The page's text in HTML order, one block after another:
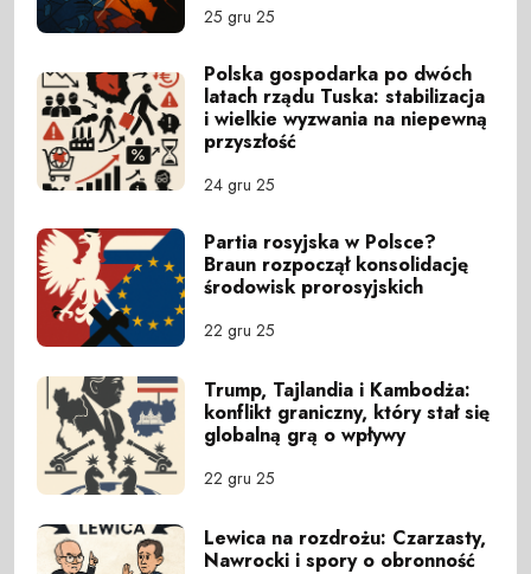
25 gru 25
Polska gospodarka po dwóch
latach rządu Tuska: stabilizacja
i wielkie wyzwania na niepewną
przyszłość
24 gru 25
Partia rosyjska w Polsce?
Braun rozpoczął konsolidację
środowisk prorosyjskich
22 gru 25
Trump, Tajlandia i Kambodża:
konflikt graniczny, który stał się
globalną grą o wpływy
22 gru 25
Lewica na rozdrożu: Czarzasty,
Nawrocki i spory o obronność